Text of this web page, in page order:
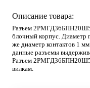
Описание товара:
Разъем
блочный корпус. Диаметр
же диаметр контактов 1
данные разъемы
Разъем
вилкам.